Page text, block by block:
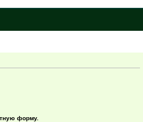
форму.